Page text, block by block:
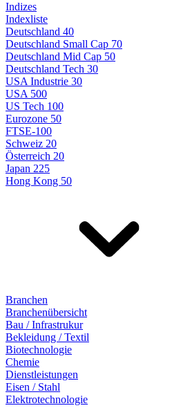
Indizes
Indexliste
Deutschland 40
Deutschland Small Cap 70
Deutschland Mid Cap 50
Deutschland Tech 30
USA Industrie 30
USA 500
US Tech 100
Eurozone 50
FTSE-100
Schweiz 20
Österreich 20
Japan 225
Hong Kong 50
Branchen
Branchenübersicht
Bau / Infrastrukur
Bekleidung / Textil
Biotechnologie
Chemie
Dienstleistungen
Eisen / Stahl
Elektrotechnologie